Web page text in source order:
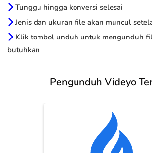
Tunggu hingga konversi selesai
Jenis dan ukuran file akan muncul
Klik tombol unduh untuk mengunduh
butuhkan
Pengunduh Videyo